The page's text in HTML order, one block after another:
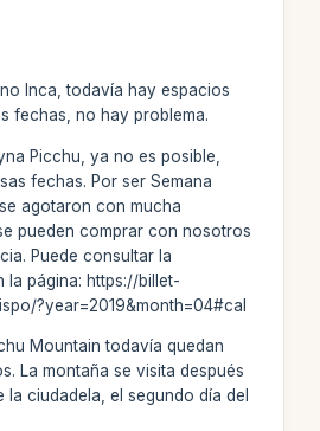
Inca, todavía hay espacios
fechas, no hay problema.
Picchu, ya no es posible,
fechas. Por ser Semana
agotaron con mucha
pueden comprar con nosotros
Puede consultar la
la página: https://billet-
?year=2019&month=04#cal
Mountain todavía quedan
La montaña se visita después
la ciudadela, el segundo día del